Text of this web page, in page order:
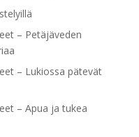
– Petäjäveden
– Lukiossa pätevät
– Apua ja tukea